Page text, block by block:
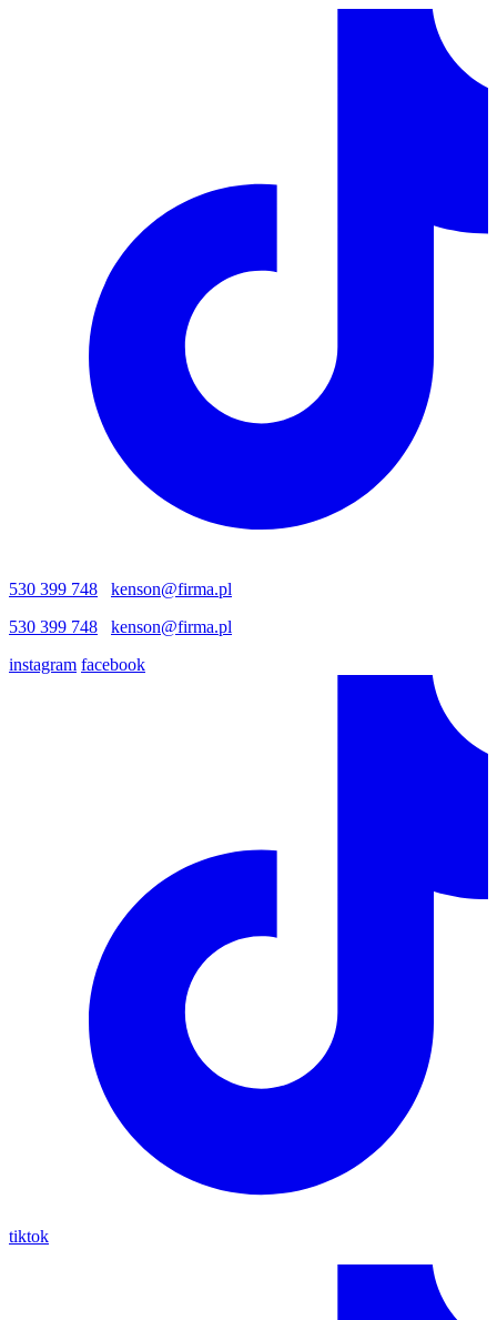
530 399 748
kenson@firma.pl
530 399 748
kenson@firma.pl
instagram facebook
tiktok